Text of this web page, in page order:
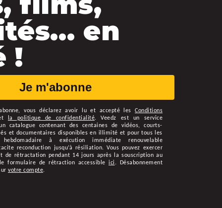
en
!
Je m'abonne
, vous déclarez avoir lu et accepté lesConditions
la politique de confidentialité.Veedz est un service
catalogue contenant des centaines de vidéos, courts-
et documentaires disponibles en illimité et pour tous les
hebdomadaire à exécution immédiate renouvelable
reconduction jusqu’à résiliation. Vous pouvez exercer
de rétractation pendant 14 jours après la souscription au
formulaire de rétraction accessibleici. Désabonnement
votre compte.